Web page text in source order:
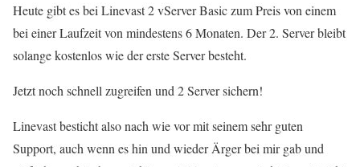
Heute gibt es bei Linevast 2 vServer Basic zum Preis von einem
bei einer Laufzeit von mindestens 6 Monaten. Der 2. Server bleibt
solange kostenlos wie der erste Server besteht.
Jetzt noch schnell zugreifen und 2 Server sichern!
Linevast besticht also nach wie vor mit seinem sehr guten
Support, auch wenn es hin und wieder Ärger bei mir gab und